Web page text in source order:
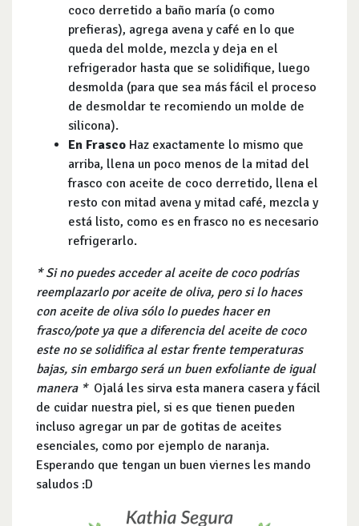
coco derretido a baño maría (o como
prefieras), agrega avena y café en lo que
queda del molde, mezcla y deja en el
refrigerador hasta que se solidifique, luego
desmolda (para que sea más fácil el proceso
de desmoldar te recomiendo un molde de
silicona).
En Frasco Haz exactamente lo mismo que
arriba, llena un poco menos de la mitad del
frasco con aceite de coco derretido, llena el
resto con mitad avena y mitad café, mezcla y
está listo, como es en frasco no es necesario
refrigerarlo.
* Si no puedes acceder al aceite de coco podrías
reemplazarlo por aceite de oliva, pero si lo haces
con aceite de oliva sólo lo puedes hacer en
frasco/pote ya que a diferencia del aceite de coco
este no se solidifica al estar frente temperaturas
bajas, sin embargo será un buen exfoliante de igual
manera * Ojalá les sirva esta manera casera y fácil
de cuidar nuestra piel, si es que tienen pueden
incluso agregar un par de gotitas de aceites
esenciales, como por ejemplo de naranja.
Esperando que tengan un buen viernes les mando
saludos :D